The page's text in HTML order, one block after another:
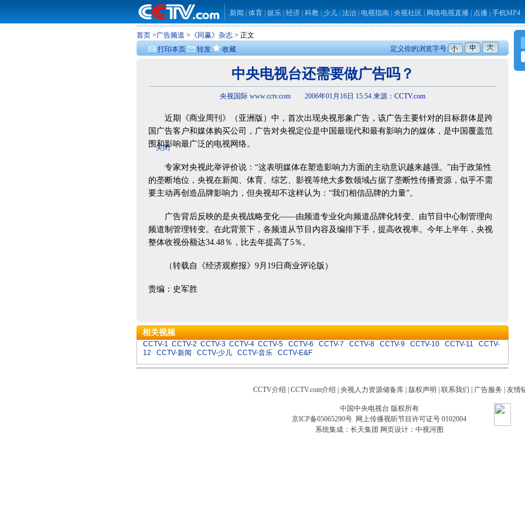
新闻 体育 娱乐 经济 科教 少儿 法治 电视指南 央视社区 网络电视直播 点播 手机MP4
首页 >广告频道 > 《同赢》杂志 > 正文
打印本页
转发 收藏
关闭
定义你的浏览字号:
中央电视台还需要做广告吗？
央视国际 www.cctv.com 2006年01月16日 15:54 来源： CCTV.com
近期《商业周刊》（亚洲版）中，首次出现央视形象广告，该广告主要针对的目标群体是跨
国广告客户和媒体购买公司，广告对央视定位是中国最现代和最有影响力的媒体，是中国覆盖范
围和影响最广泛的电视网络。
专家对央视此举评价说：“这表明媒体在塑造影响力方面的主动意识越来越强。”由于政策性
的垄断地位，央视在新闻、体育、综艺、影视等绝大多数领域占据了垄断性传播资源，似乎不需
要主动再创造品牌影响力，但央视却不这样认为：“我们相信品牌的力量”。
广告背后反映的是央视战略变化——由频道专业化向频道品牌化转变、由节目中心制管理向
频道制管理转变。在此背景下，各频道从节目内容及编排下手，提高收视率。今年上半年，央视
整体收视份额达34.48％，比去年提高了5％。
（转载自《经济观察报》9月19日商业评论版）
责编：史军胜
相关视频
CCTV-1 CCTV-2 CCTV-3 CCTV-4 CCTV-5 CCTV-6 CCTV-7 CCTV-8 CCTV-9 CCTV-10 CCTV-11
CCTV-
12
CCTV-新闻 CCTV-少儿 CCTV-音乐 CCTV-E&F
CCTV介绍 CCTV.com介绍 央视人力资源储备库| 版权声明 联系我们 广告服务 友情
中国中央电视台 版权所有
京ICP备05065290号 网上传播视听节目许可证号 0102004
系统集成： 长天集团 网页设计： 中视河图